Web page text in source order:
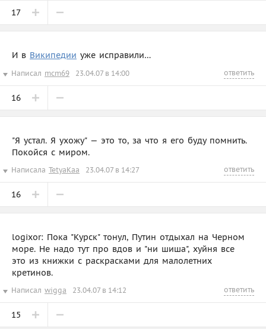
17
И в Википедии уже исправили…
Написал mcm69 23.04.07 в 14:00 ответить
16
"Я устал. Я ухожу" — это то, за что я его буду помнить.
Покойся с миром.
Написала TetyaKaa 23.04.07 в 14:27 ответить
16
logixor: Пока "Курск" тонул, Путин отдыхал на Черном
море. Не надо тут про вдов и "ни шиша", хуйня все
это из книжки с раскрасками для малолетних
кретинов.
Написал wigga 23.04.07 в 14:12 ответить
15